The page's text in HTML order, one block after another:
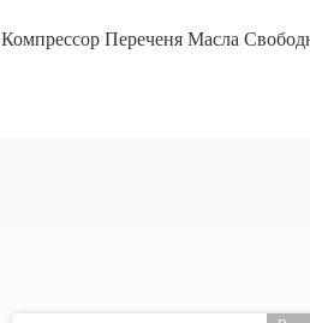
Компрессор Переченя Масла